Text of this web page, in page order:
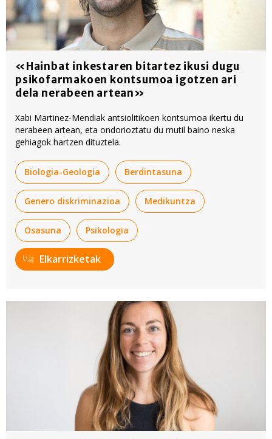
«Hainbat inkestaren bitartez ikusi dugu
psikofarmakoen kontsumoa igotzen ari
dela nerabeen artean»
Xabi Martinez-Mendiak antsiolitikoen kontsumoa ikertu du
nerabeen artean, eta ondorioztatu du mutil baino neska
gehiagok hartzen dituztela.
Biologia-Geologia Berdintasuna
Genero diskriminazioa Medikuntza
Osasuna Psikologia
Elkarrizketak